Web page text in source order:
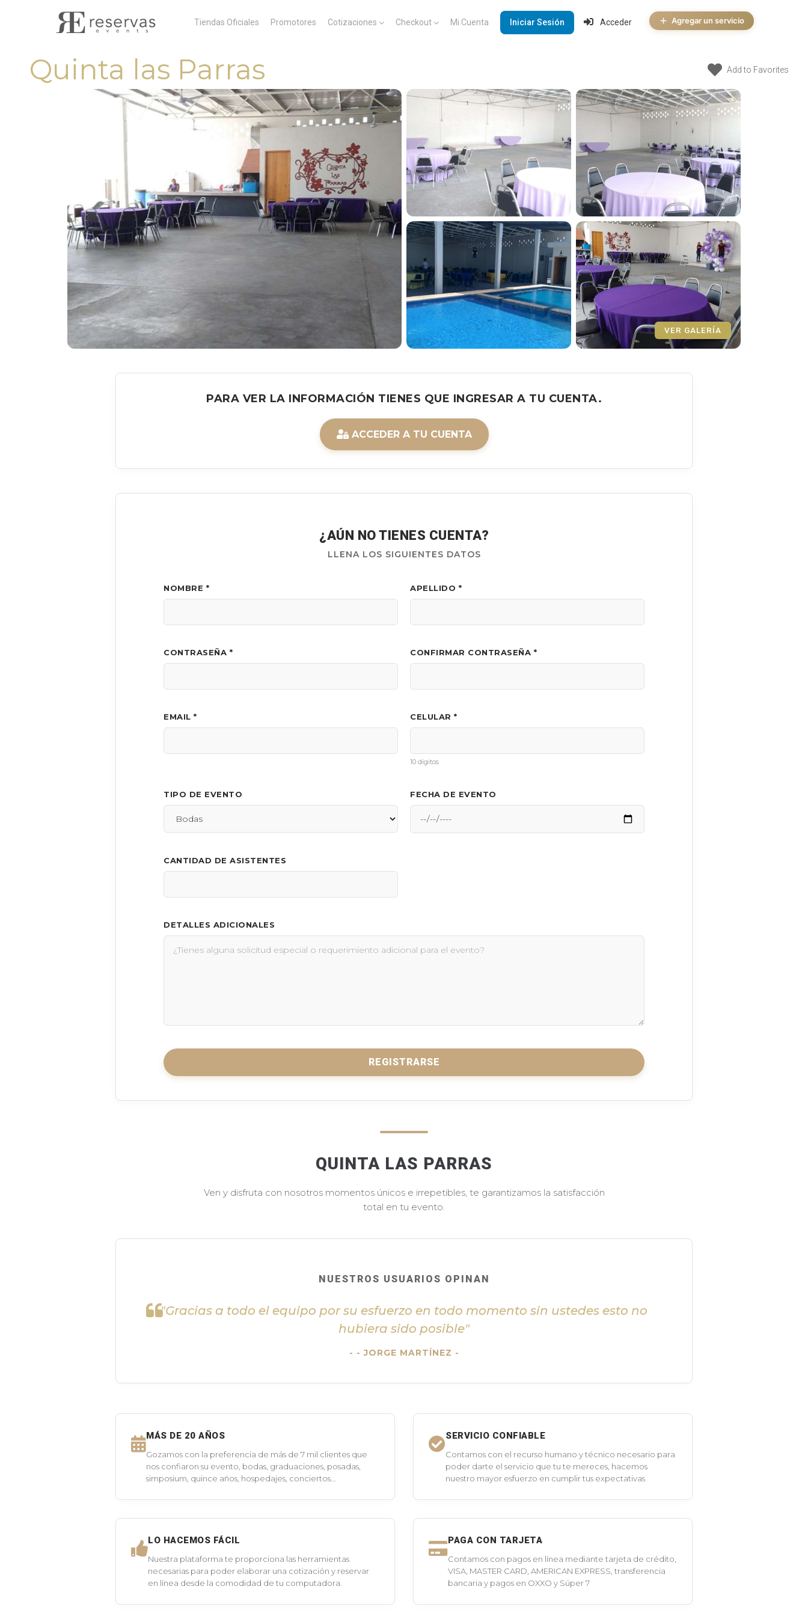
Tiendas Oficiales Promotores Cotizaciones Checkout Mi Cuenta Iniciar Sesión Acceder Agregar un servicio
Quinta las Parras Add to Favorites
VER GALERÍA
PARA VER LA INFORMACIÓN TIENES QUE INGRESAR A TU CUENTA.
ACCEDER A TU CUENTA
¿AÚN NO TIENES CUENTA?
LLENA LOS SIGUIENTES DATOS
NOMBRE * APELLIDO *
CONTRASEÑA * CONFIRMAR CONTRASEÑA *
EMAIL * CELULAR *
10 dígitos
TIPO DE EVENTO FECHA DE EVENTO
CANTIDAD DE ASISTENTES
DETALLES ADICIONALES
REGISTRARSE
QUINTA LAS PARRAS
Ven y disfruta con nosotros momentos únicos e irrepetibles, te garantizamos la satisfacción
total en tu evento.
NUESTROS USUARIOS OPINAN
"Gracias a todo el equipo por su esfuerzo en todo momento sin ustedes esto no
hubiera sido posible"
- JORGE MARTÍNEZ -
MÁS DE 20 AÑOS
Gozamos con la preferencia de más de 7 mil clientes que
nos confiaron su evento, bodas, graduaciones, posadas,
simposium, quince años, hospedajes, conciertos...
SERVICIO CONFIABLE
Contamos con el recurso humano y técnico necesario para
poder darte el servicio que tu te mereces, hacemos
nuestro mayor esfuerzo en cumplir tus expectativas
LO HACEMOS FÁCIL
Nuestra plataforma te proporciona las herramientas
necesarias para poder elaborar una cotización y reservar
en línea desde la comodidad de tu computadora.
PAGA CON TARJETA
Contamos con pagos en línea mediante tarjeta de crédito,
VISA, MASTER CARD, AMERICAN EXPRESS, transferencia
bancaria y pagos en OXXO y Súper 7